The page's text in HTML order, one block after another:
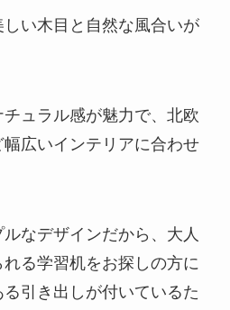
い木目と自然な風合いが
ュラル感が魅力で、北欧
広いインテリアに合わせ
なデザインだから、大人
る学習机をお探しの方に
引き出しが付いているた